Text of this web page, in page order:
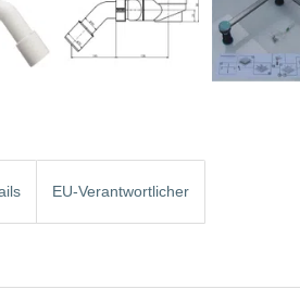
EU-Verantwortlicher